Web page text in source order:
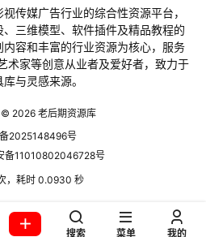
传媒广告行业的综合性资源平台，
三维模型、软件插件及精品教程的
容和丰富的行业资源为核心，服务
术家等创意从业者及爱好者，致力于
与灵感来源。
© 2026 老后期资源库
2025148496号
备11010802046728号
，耗时 0.0930 秒
搜索 菜单 我的